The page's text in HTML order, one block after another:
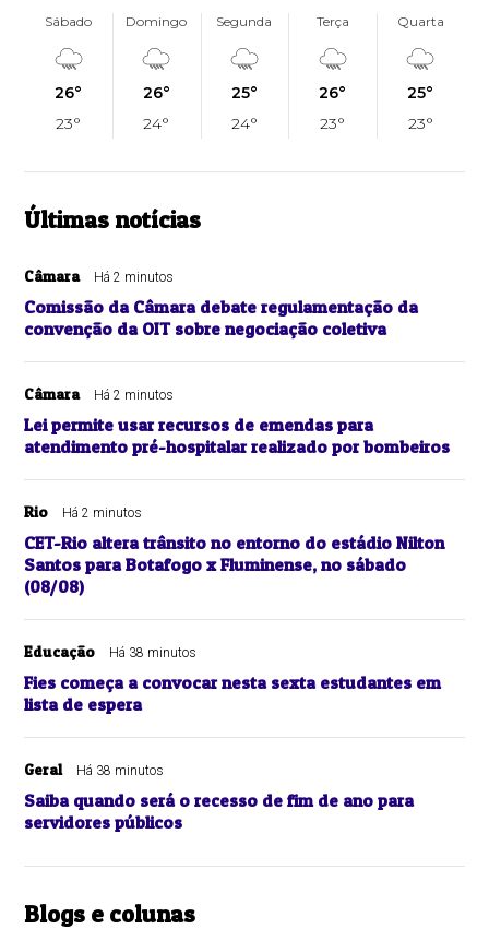
Sábado
26°
23°
Domingo
26°
24°
Segunda
25°
24°
Terça
26°
23°
Quarta
25°
23°
Últimas notícias
Câmara Há 2 minutos
Comissão da Câmara debate regulamentação da
convenção da OIT sobre negociação coletiva
Câmara Há 2 minutos
Lei permite usar recursos de emendas para
atendimento pré-hospitalar realizado por bombeiros
Rio Há 2 minutos
CET-Rio altera trânsito no entorno do estádio Nilton
Santos para Botafogo x Fluminense, no sábado
(08/08)
Educação Há 38 minutos
Fies começa a convocar nesta sexta estudantes em
lista de espera
Geral Há 38 minutos
Saiba quando será o recesso de fim de ano para
servidores públicos
Blogs e colunas